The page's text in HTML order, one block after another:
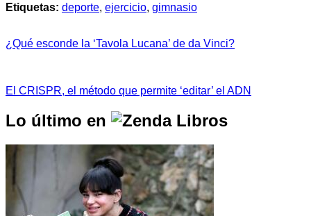
Etiquetas: deporte, ejercicio, gimnasio
¿Qué esconde la ‘Tavola Lucana’ de da Vinci?
El CRISPR, el método que permite ‘editar’ el ADN
Lo último en